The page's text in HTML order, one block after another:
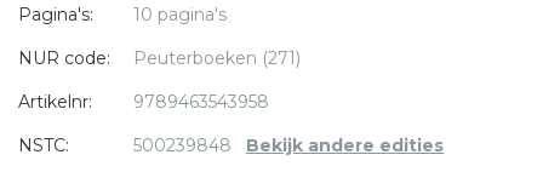
Pagina's:
10 pagina's
NUR code:
Peuterboeken (271)
Artikelnr:
9789463543958
NSTC:
500239848 Bekijk andere edities